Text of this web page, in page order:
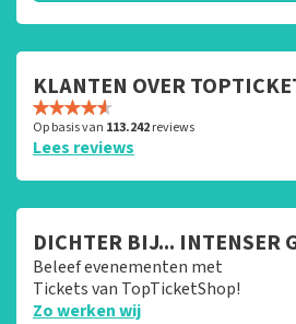
KLANTEN OVER
Op basis van 113.242reviews
Lees reviews
DICHTER BIJ... INTENSER
Beleef evenementen met
Tickets van TopTicketShop!
Zo werken wij